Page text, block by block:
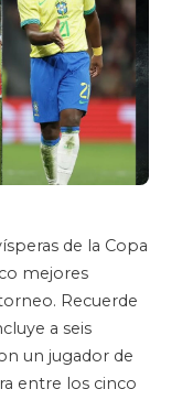
de la Copa
mejores
Recuerde
a seis
un jugador de
entre los cinco